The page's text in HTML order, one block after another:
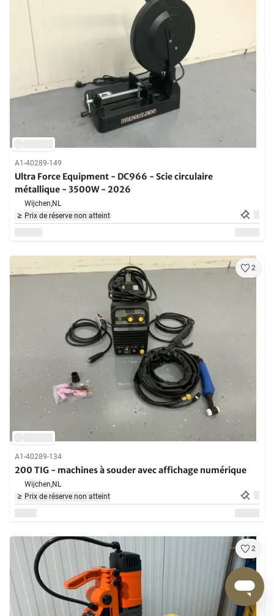
A1-40289-149
Ultra Force Equipment - DC966 - Scie circulaire
métallique - 3500W - 2026
Wijchen,NL
Prix de réserve non atteint
2
A1-40289-134
200 TIG - machines à souder avec affichage numérique
Wijchen,NL
Prix de réserve non atteint
2